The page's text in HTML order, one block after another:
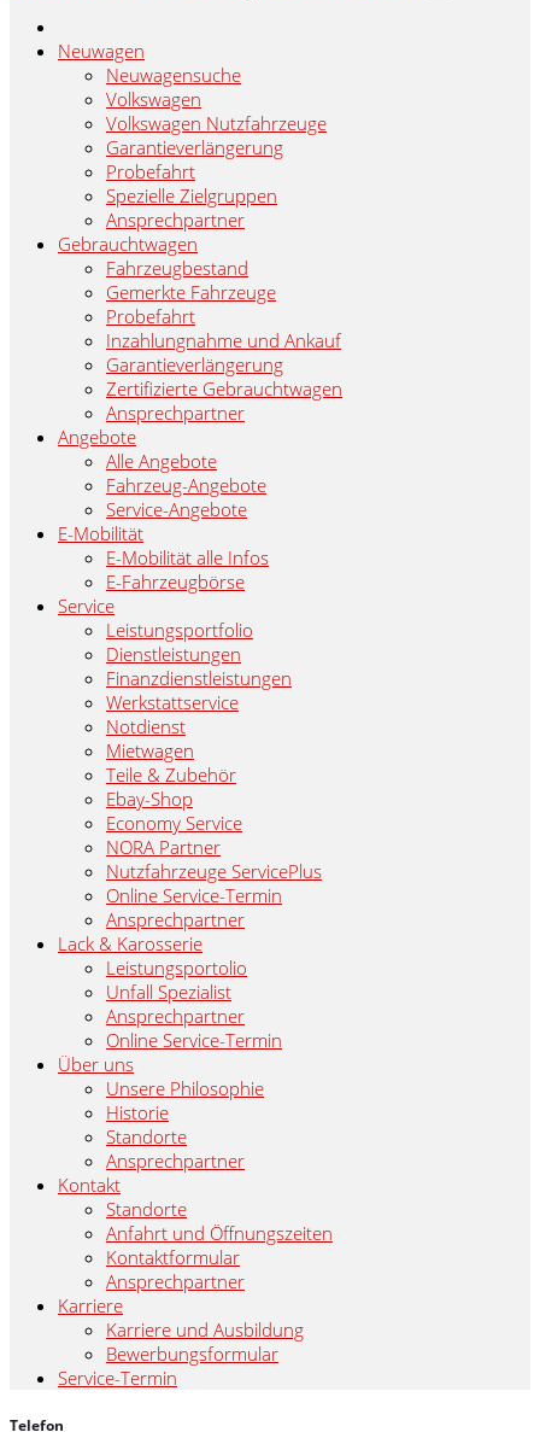
Neuwagen
Neuwagensuche
Volkswagen
Volkswagen Nutzfahrzeuge
Garantieverlängerung
Probefahrt
Spezielle Zielgruppen
Ansprechpartner
Gebrauchtwagen
Fahrzeugbestand
Gemerkte Fahrzeuge
Probefahrt
Inzahlungnahme und Ankauf
Garantieverlängerung
Zertifizierte Gebrauchtwagen
Ansprechpartner
Angebote
Alle Angebote
Fahrzeug-Angebote
Service-Angebote
E-Mobilität
E-Mobilität alle Infos
E-Fahrzeugbörse
Service
Leistungsportfolio
Dienstleistungen
Finanzdienstleistungen
Werkstattservice
Notdienst
Mietwagen
Teile & Zubehör
Ebay-Shop
Economy Service
NORA Partner
Nutzfahrzeuge ServicePlus
Online Service-Termin
Ansprechpartner
Lack & Karosserie
Leistungsportolio
Unfall Spezialist
Ansprechpartner
Online Service-Termin
Über uns
Unsere Philosophie
Historie
Standorte
Ansprechpartner
Kontakt
Standorte
Anfahrt und Öffnungszeiten
Kontaktformular
Ansprechpartner
Karriere
Karriere und Ausbildung
Bewerbungsformular
Service-Termin
Telefon